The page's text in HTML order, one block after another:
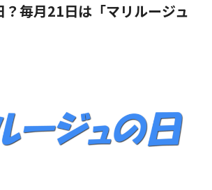
毎月21日は「マリルージュ